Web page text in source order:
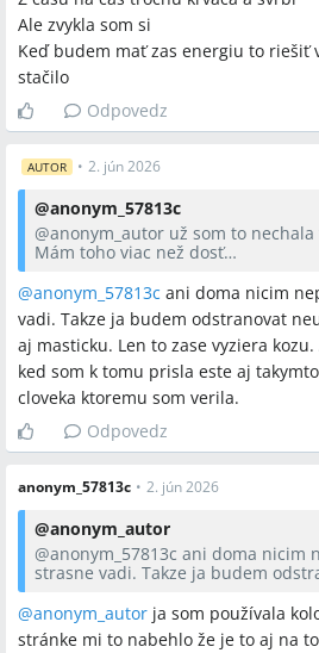
Spomenuté značky a firmy
Kolodium Forte, Isoprinosine
Spomenuté produkty a
mrazenie (kryoterapia), laserové
Kolodium Forte, lastovičník,
tree olej, kadidlový olej, jablčný ocot,
sedacie kúpele, vitamíny C, D,
nepasterizované potraviny, Tibetská
leukoplast
Miesta a osoby
žiadne
Ale zvykla som si
Keď budem mať zas energiu to riešiť
stačilo
Odpovedz
AUTOR • 2. jún 2026
@anonym_57813c
@anonym_autor už som to nechala
Mám toho viac než dosť
Ale zvykla som si
Keď budem mať zas energiu to
stačilo
@anonym_57813c ani doma nicim
vadi. Takze ja budem odstranovat
aj masticku. Len to zase vyziera
ked som k tomu prisla este aj
cloveka ktoremu som verila.
Odpovedz
anonym_57813c • 2. jún 2026
@anonym_autor
@anonym_57813c ani doma nicim
strasne vadi. Takze ja budem
zufala. Hlavne ked som k tomu
sposobom. Nevinne od cloveka
@anonym_autor ja som používala
stránke mi to nabehlo že je to aj na